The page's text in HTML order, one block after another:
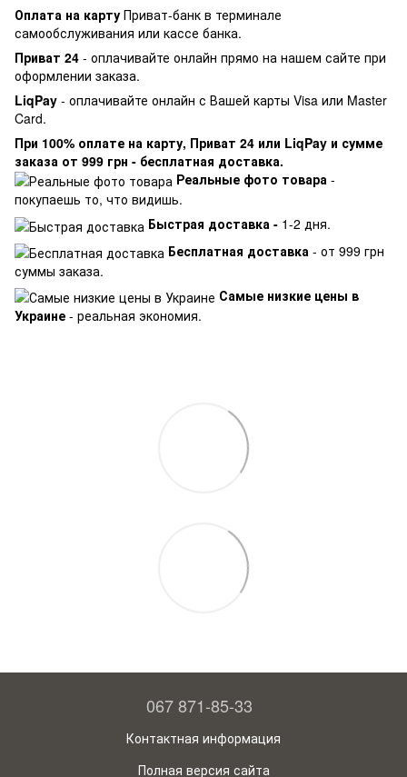
Оплата на карту Приват-банк в терминале
самообслуживания или кассе банка.
Приват 24 - оплачивайте онлайн прямо на нашем сайте при
оформлении заказа.
LiqPay - оплачивайте онлайн с Вашей карты Visa или Master
Card.
При 100% оплате на карту, Приват 24 или LiqPay и сумме
заказа от 999 грн - бесплатная доставка.
Реальные фото товара -
покупаешь то, что видишь.
Быстрая доставка - 1-2 дня.
Бесплатная доставка - от 999 грн
суммы заказа.
Самые низкие цены в
Украине - реальная экономия.
067 871-85-33
Контактная информация
Полная версия сайта